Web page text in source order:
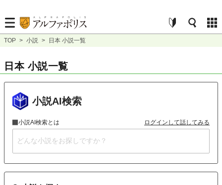
TOP > 小説 > 日本 小説一覧
日本 小説一覧
小説AI検索
小説AI検索とは ログインして話してみる